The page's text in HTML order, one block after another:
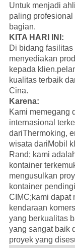
Untuk menjadi
paling
bagian.
KITA HARI INI:
Di bidang
menyediakan
kepada
kualitas terbaik
Cina.
Karena:
Kami memegang
internasional
dariThermoking,
wisata dariMobil
Rand; kami
kontainer
mengusulkan
kontainer
CIMC;kami dapat
kendaraan
yang berkualitas
yang sangat baik
proyek yang